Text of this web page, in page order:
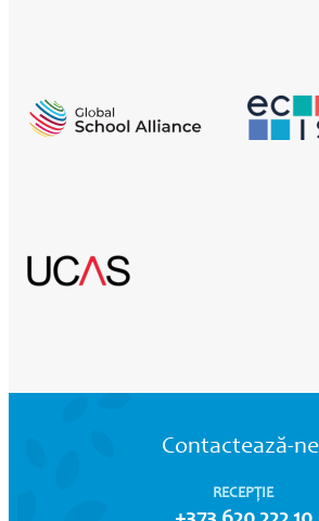
Contactează-
RECEPȚIE